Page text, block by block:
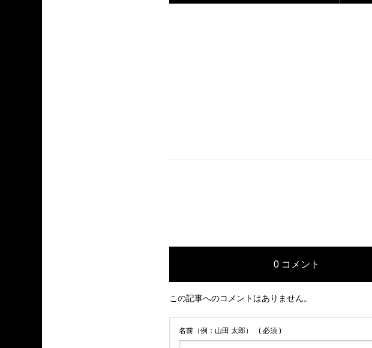
0 コメント
この記事へのコメントはありません。
名前（例：山田 太郎） ( 必須 )